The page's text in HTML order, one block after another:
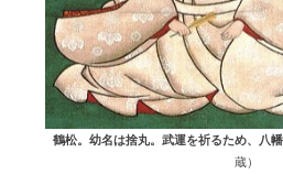
鶴松。幼名は捨丸。武運を祈るため、八幡
蔵）